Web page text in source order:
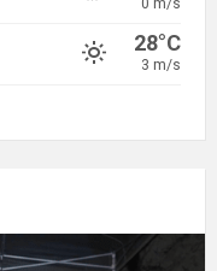
0 m/s
28°C
3 m/s